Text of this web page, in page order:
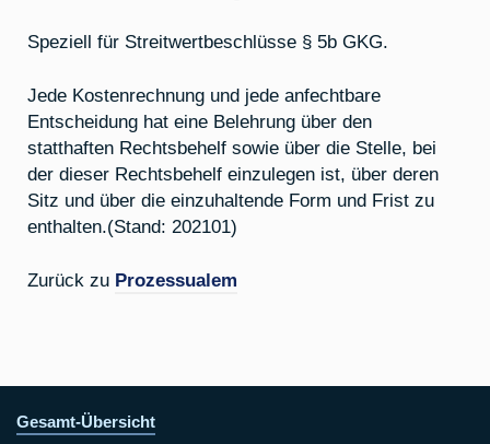
Speziell für Streitwertbeschlüsse § 5b GKG.
Jede Kostenrechnung und jede anfechtbare
Entscheidung hat eine Belehrung über den
statthaften Rechtsbehelf sowie über die Stelle, bei
der dieser Rechtsbehelf einzulegen ist, über deren
Sitz und über die einzuhaltende Form und Frist zu
enthalten.(Stand: 202101)
Zurück zu Prozessualem
Gesamt-Übersicht